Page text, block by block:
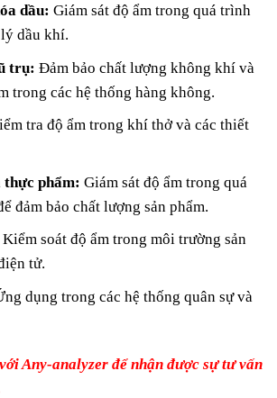
dầu: Giám sát độ ẩm trong quá trình
dầu khí.
trụ: Đảm bảo chất lượng không khí và
trong các hệ thống hàng không.
tra độ ẩm trong khí thở và các thiết
thực phẩm: Giám sát độ ẩm trong quá
đảm bảo chất lượng sản phẩm.
Kiểm soát độ ẩm trong môi trường sản
tử.
dụng trong các hệ thống quân sự và
Any-analyzer để nhận được sự tư vấn